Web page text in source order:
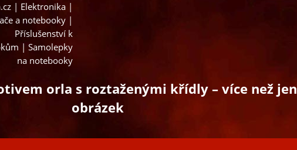
| Elektronika |
a notebooky |
Příslušenství k
| Samolepky
na notebooky
orla s roztaženými křídly – více než jen
obrázek